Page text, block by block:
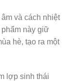
và cách nhiệt
này giữ
hè, tạo ra một
lợp sinh thái